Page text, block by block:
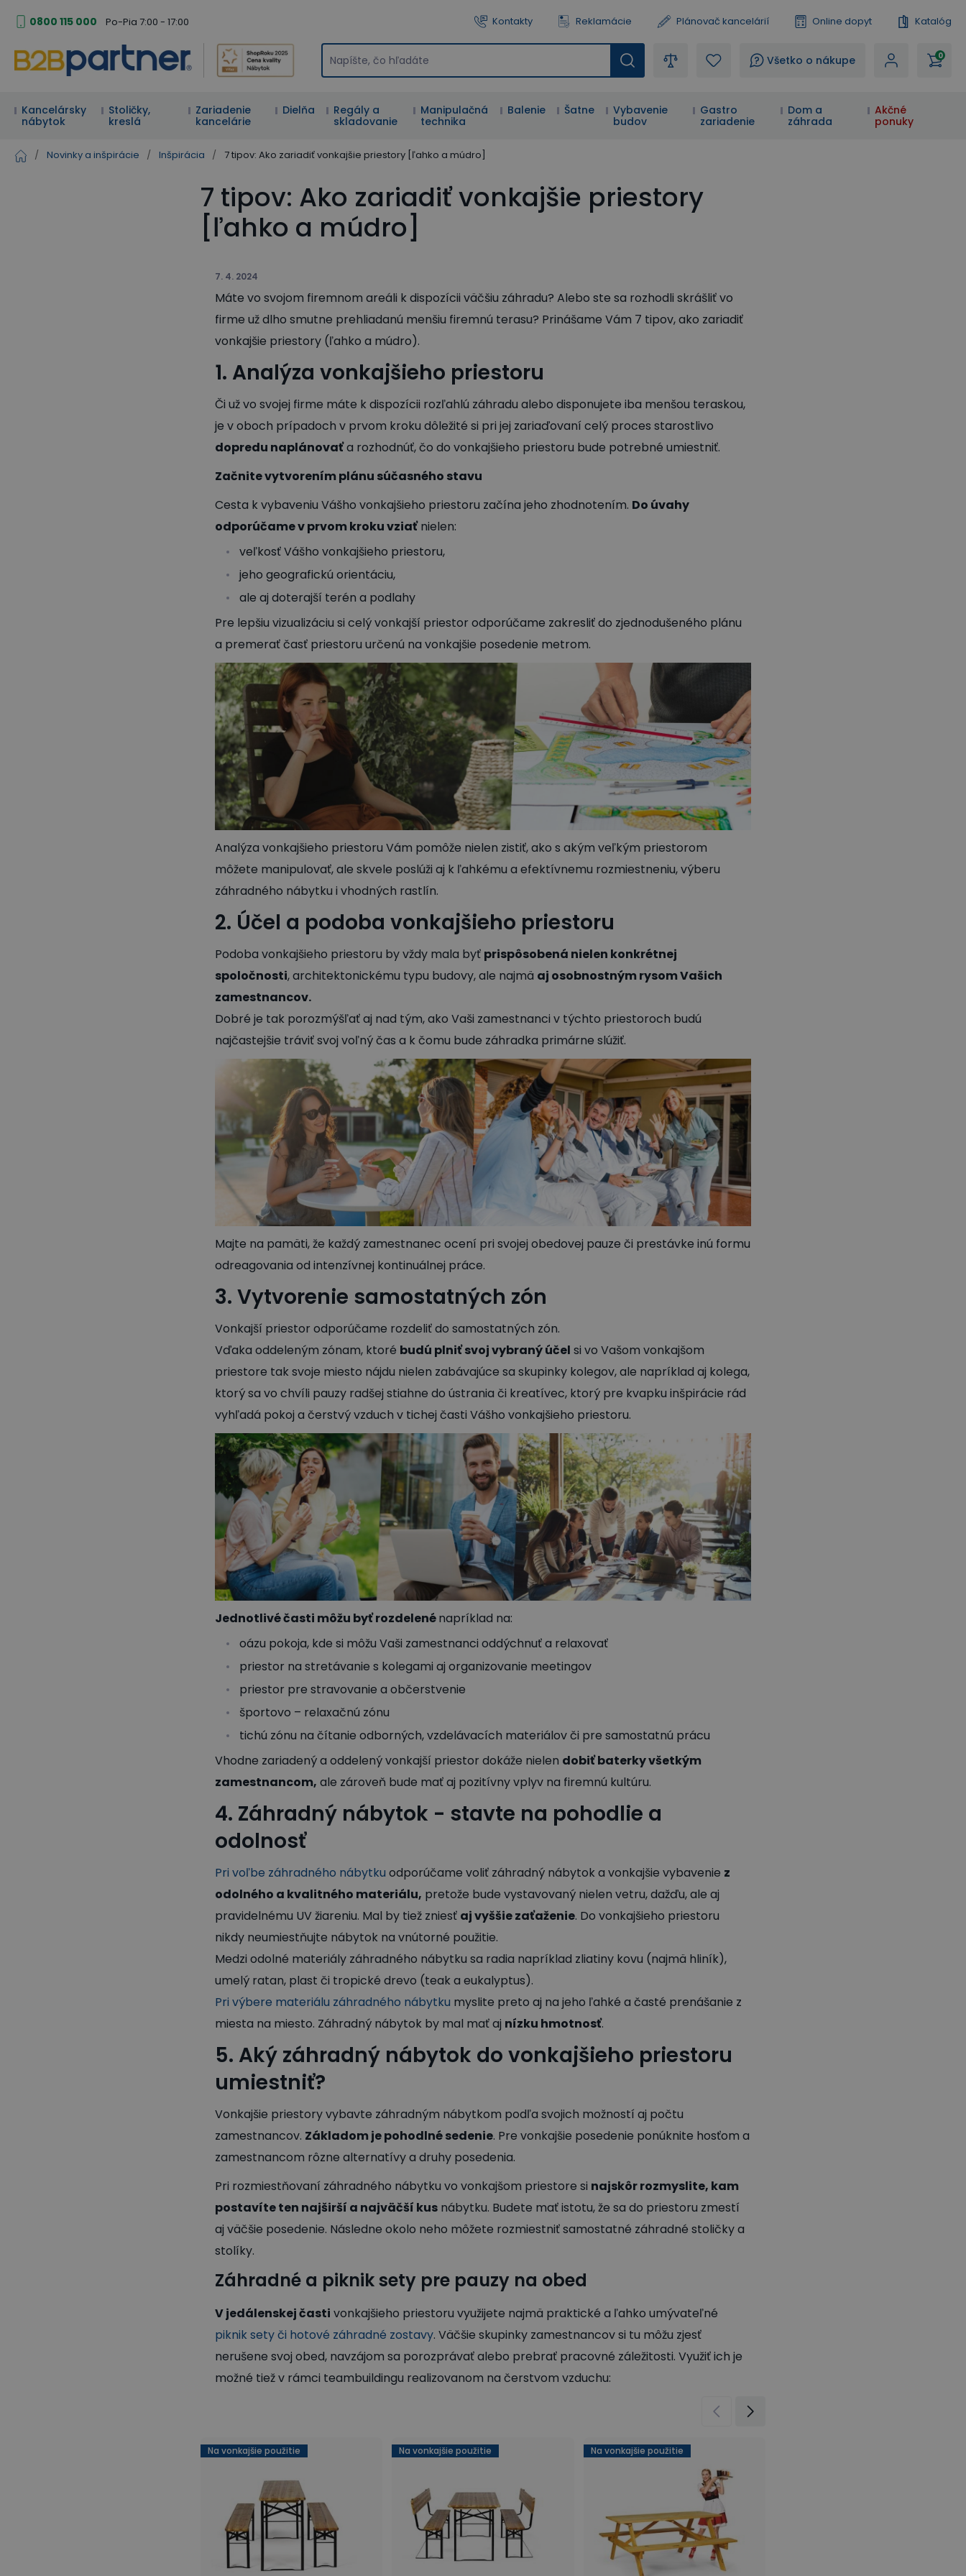
0800 115 000 Po-Pia 7:00 - 17:00 Kontakty Reklamácie Plánovač kancelárií Online dopyt Katalóg
? Všetko o nákupe 0
Kancelársky
nábytok
Stoličky,
kreslá
Zariadenie
kancelárie
Dielňa
Regály a
skladovanie
Manipulačná
technika
Balenie Šatne
Vybavenie
budov
Gastro
zariadenie
Dom a
záhrada
Akčné
ponuky
/ Novinky a inšpirácie / Inšpirácia / 7 tipov: Ako zariadiť vonkajšie priestory [ľahko a múdro]
7 tipov: Ako zariadiť vonkajšie priestory
[ľahko a múdro]
7. 4. 2024
Máte vo svojom firemnom areáli k dispozícii väčšiu záhradu? Alebo ste sa rozhodli skrášliť vo
firme už dlho smutne prehliadanú menšiu firemnú terasu? Prinášame Vám 7 tipov, ako zariadiť
vonkajšie priestory (ľahko a múdro).
1. Analýza vonkajšieho priestoru
Či už vo svojej firme máte k dispozícii rozľahlú záhradu alebo disponujete iba menšou teraskou,
je v oboch prípadoch v prvom kroku dôležité si pri jej zariaďovaní celý proces starostlivo
dopredu naplánovaťa rozhodnúť, čo do vonkajšieho priestoru bude potrebné umiestniť.
Začnite vytvorením plánu súčasného stavu
Cesta k vybaveniu Vášho vonkajšieho priestoru začína jeho zhodnotením. Do úvahy
odporúčame v prvom kroku vziaťnielen:
veľkosť Vášho vonkajšieho priestoru,
jeho geografickú orientáciu,
ale aj doterajší terén a podlahy
Pre lepšiu vizualizáciu si celý vonkajší priestor odporúčame zakresliť do zjednodušeného plánu
a premerať časť priestoru určenú na vonkajšie posedenie metrom.
Analýza vonkajšieho priestoru Vám pomôže nielen zistiť, ako s akým veľkým priestorom
môžete manipulovať, ale skvele poslúži aj k ľahkému a efektívnemu rozmiestneniu, výberu
záhradného nábytku i vhodných rastlín.
2. Účel a podoba vonkajšieho priestoru
Podoba vonkajšieho priestoru by vždy mala byť prispôsobená nielen konkrétnej
spoločnosti, architektonickému typu budovy, ale najmä aj osobnostným rysom Vašich
zamestnancov.
Dobré je tak porozmýšľať aj nad tým, ako Vaši zamestnanci v týchto priestoroch budú
najčastejšie tráviť svoj voľný čas a k čomu bude záhradka primárne slúžiť.
Majte na pamäti, že každý zamestnanec ocení pri svojej obedovej pauze či prestávke inú formu
odreagovania od intenzívnej kontinuálnej práce.
3. Vytvorenie samostatných zón
Vonkajší priestor odporúčame rozdeliť do samostatných zón.
Vďaka oddeleným zónam, ktoré budú plniť svoj vybraný účel si vo Vašom vonkajšom
priestore tak svoje miesto nájdu nielen zabávajúce sa skupinky kolegov, ale napríklad aj kolega,
ktorý sa vo chvíli pauzy radšej stiahne do ústrania či kreatívec, ktorý pre kvapku inšpirácie rád
vyhľadá pokoj a čerstvý vzduch v tichej časti Vášho vonkajšieho priestoru.
Jednotlivé časti môžu byť rozdelenénapríklad na:
oázu pokoja, kde si môžu Vaši zamestnanci oddýchnuť a relaxovať
priestor na stretávanie s kolegami aj organizovanie meetingov
priestor pre stravovanie a občerstvenie
športovo – relaxačnú zónu
tichú zónu na čítanie odborných, vzdelávacích materiálov či pre samostatnú prácu
Vhodne zariadený a oddelený vonkajší priestor dokáže nielen dobiť baterky všetkým
zamestnancom, ale zároveň bude mať aj pozitívny vplyv na firemnú kultúru.
4. Záhradný nábytok - stavte na pohodlie a
odolnosť
Pri voľbe záhradného nábytku odporúčame voliť záhradný nábytok a vonkajšie vybavenie z
odolného a kvalitného materiálu, pretože bude vystavovaný nielen vetru, dažďu, ale aj
pravidelnému UV žiareniu. Mal by tiež zniesť aj vyššie zaťaženie. Do vonkajšieho priestoru
nikdy neumiestňujte nábytok na vnútorné použitie.
Medzi odolné materiály záhradného nábytku sa radia napríklad zliatiny kovu (najmä hliník),
umelý ratan, plast či tropické drevo (teak a eukalyptus).
Pri výbere materiálu záhradného nábytku myslite preto aj na jeho ľahké a časté prenášanie z
miesta na miesto. Záhradný nábytok by mal mať aj nízku hmotnosť.
5. Aký záhradný nábytok do vonkajšieho priestoru
umiestniť?
Vonkajšie priestory vybavte záhradným nábytkom podľa svojich možností aj počtu
zamestnancov. Základom je pohodlné sedenie. Pre vonkajšie posedenie ponúknite hosťom a
zamestnancom rôzne alternatívy a druhy posedenia.
Pri rozmiestňovaní záhradného nábytku vo vonkajšom priestore si najskôr rozmyslite, kam
postavíte ten najširší a najväčší kus nábytku. Budete mať istotu, že sa do priestoru zmestí
aj väčšie posedenie. Následne okolo neho môžete rozmiestniť samostatné záhradné stoličky a
stolíky.
Záhradné a piknik sety pre pauzy na obed
V jedálenskej časti vonkajšieho priestoru využijete najmä praktické a ľahko umývateľné
piknik sety či hotové záhradné zostavy. Väčšie skupinky zamestnancov si tu môžu zjesť
nerušene svoj obed, navzájom sa porozprávať alebo prebrať pracovné záležitosti. Využiť ich je
možné tiež v rámci teambuildingu realizovanom na čerstvom vzduchu:
Na vonkajšie použitie Na vonkajšie použitie Na vonkajšie použitie